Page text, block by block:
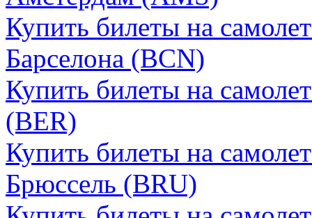
Купить билеты на
Барселона (BCN)
Купить билеты на
(BER)
Купить билеты на
Брюссель (BRU)